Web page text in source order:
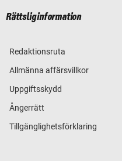
Rättslig information
Redaktionsruta
Allmänna affärsvillkor
Uppgiftsskydd
Ångerrätt
Tillgänglighetsförklaring